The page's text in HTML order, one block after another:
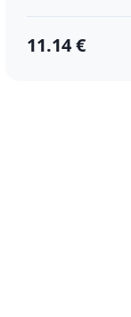
11.14 €